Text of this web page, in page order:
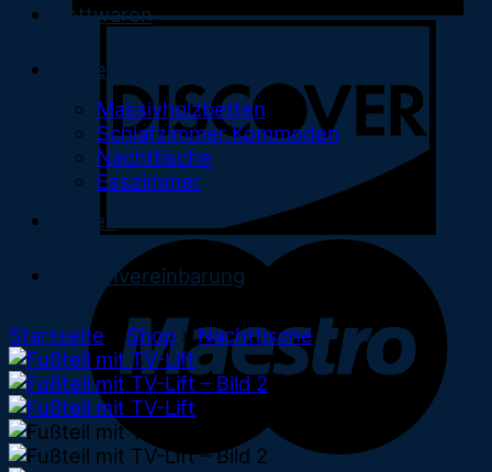
Bettwaren
Möbel
Massivholzbetten
Schlafzimmer Kommoden
Nachttische
Esszimmer
Filialen
Terminvereinbarung
Startseite Shop » Nachttische